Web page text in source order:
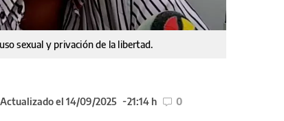
sexual y privación de la libertad.
Actualizado el 14/09/2025 21:14 h
0